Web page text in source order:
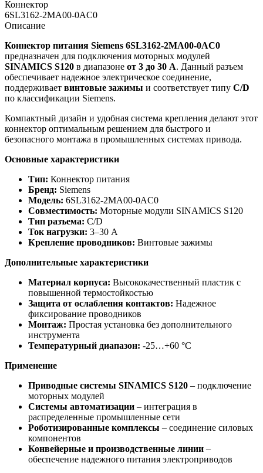
Коннектор
6SL3162-2MA00-0AC0
Описание
Коннектор питания Siemens 6SL3162-2MA00-0AC0
предназначен для подключения моторных модулей
SINAMICS S120 в диапазоне от 3 до 30 А. Данный разъем
обеспечивает надежное электрическое соединение,
поддерживает винтовые зажимы и соответствует типу C/D
по классификации Siemens.
Компактный дизайн и удобная система крепления делают этот
коннектор оптимальным решением для быстрого и
безопасного монтажа в промышленных системах привода.
Основные характеристики
Тип: Коннектор питания
Бренд: Siemens
Модель: 6SL3162-2MA00-0AC0
Совместимость: Моторные модули SINAMICS S120
Тип разъема: C/D
Ток нагрузки: 3–30 А
Крепление проводников: Винтовые зажимы
Дополнительные характеристики
Материал корпуса: Высококачественный пластик с
повышенной термостойкостью
Защита от ослабления контактов: Надежное
фиксирование проводников
Монтаж: Простая установка без дополнительного
инструмента
Температурный диапазон: -25…+60 °C
Применение
Приводные системы SINAMICS S120 – подключение
моторных модулей
Системы автоматизации – интеграция в
распределенные промышленные сети
Роботизированные комплексы – соединение силовых
компонентов
Конвейерные и производственные линии –
обеспечение надежного питания электроприводов